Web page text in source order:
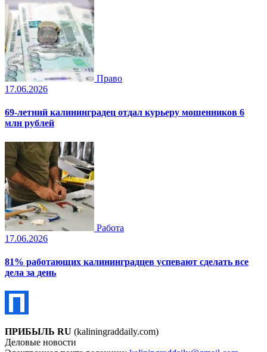
Право
17.06.2026
69-летний калининградец отдал курьеру мошенников 6
млн рублей
Работа
17.06.2026
81% работающих калининградцев успевают сделать все
дела за день
ПРИБЫЛЬ RU (kaliningraddaily.com)
Деловые новости